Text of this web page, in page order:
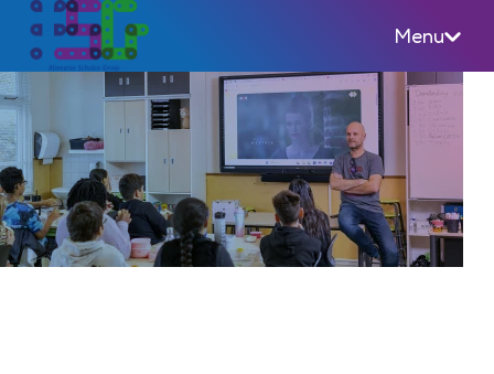
Almeerse Scholen Groep (ASG)
Menu